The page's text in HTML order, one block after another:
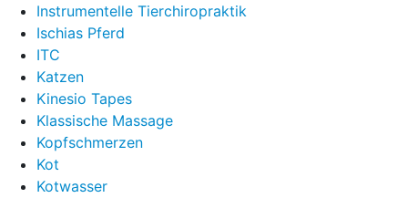
Instrumentelle Tierchiropraktik
Ischias Pferd
ITC
Katzen
Kinesio Tapes
Klassische Massage
Kopfschmerzen
Kot
Kotwasser